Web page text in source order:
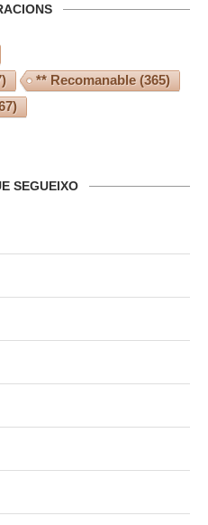
** Recomanable(365)
SEGUEIXO